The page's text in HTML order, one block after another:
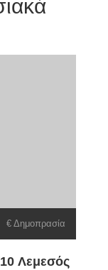
€ Δημοπρασία
Λεμεσός